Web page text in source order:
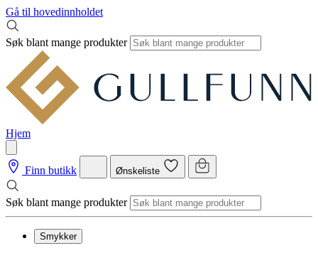
Gå til hovedinnholdet
Søk blant mange produkter
Hjem
Finn butikk Ønskeliste
Søk blant mange produkter
Smykker